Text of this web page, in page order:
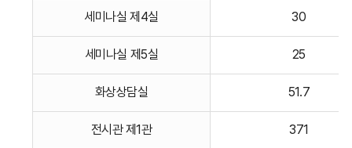
세미나실 제4실 30
세미나실 제5실 25
화상상담실 51.7
전시관 제1관 371